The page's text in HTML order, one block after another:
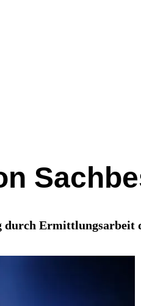
durch Ermittlungsarbeit